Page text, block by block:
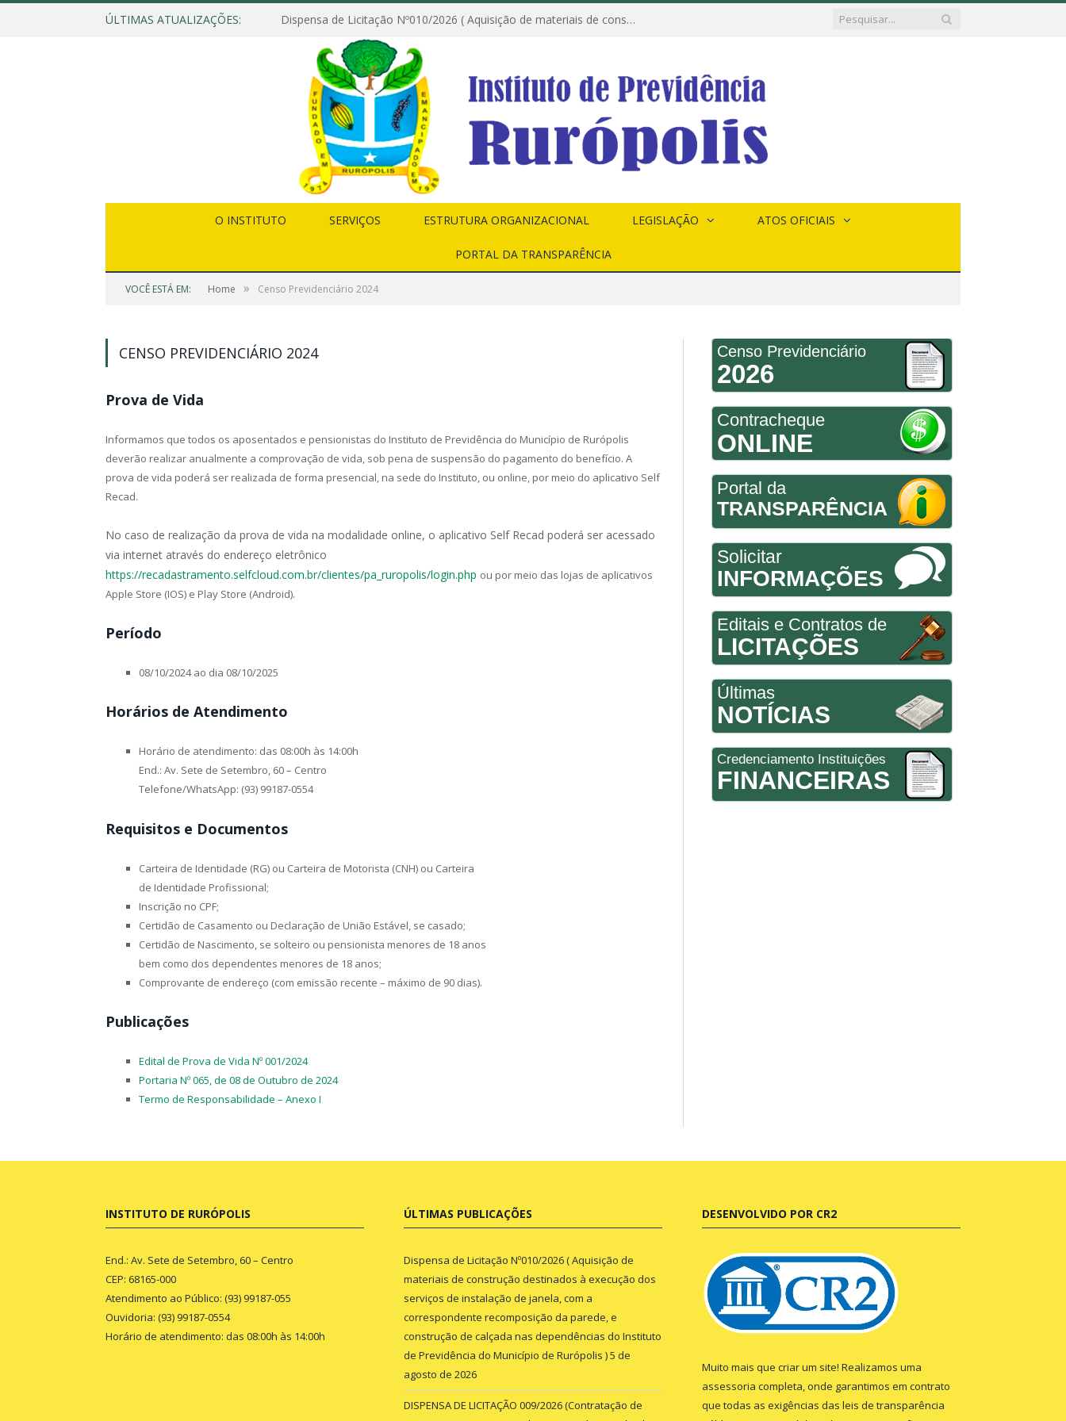
ÚLTIMAS ATUALIZAÇÕES: Dispensa de Licitação Nº010/2026 ( Aquisição de materiais de construção destinados à execução dos serviços de instalação de janela, com a correspondente recomposição da parede, e construção de calçada nas dependências do Instituto de Previdência do Município de Rurópolis )
O INSTITUTO SERVIÇOS ESTRUTURA ORGANIZACIONAL LEGISLAÇÃO ATOS OFICIAIS
PORTAL DA TRANSPARÊNCIA
VOCÊ ESTÁ EM: Home » Censo Previdenciário 2024
CENSO PREVIDENCIÁRIO 2024
Prova de Vida
Informamos que todos os aposentados e pensionistas do Instituto de Previdência do Município de Rurópolis
deverão realizar anualmente a comprovação de vida, sob pena de suspensão do pagamento do benefício. A
prova de vida poderá ser realizada de forma presencial, na sede do Instituto, ou online, por meio do aplicativo Self
Recad.
No caso de realização da prova de vida na modalidade online, o aplicativo Self Recad poderá ser acessado
via internet através do endereço eletrônico
https://recadastramento.selfcloud.com.br/clientes/pa_ruropolis/login.php ou por meio das lojas de aplicativos
Apple Store (IOS) e Play Store (Android).
Período
08/10/2024 ao dia 08/10/2025
Horários de Atendimento
Horário de atendimento: das 08:00h às 14:00h
End.: Av. Sete de Setembro, 60 – Centro
Telefone/WhatsApp: (93) 99187-0554
Requisitos e Documentos
Carteira de Identidade (RG) ou Carteira de Motorista (CNH) ou Carteira
de Identidade Profissional;
Inscrição no CPF;
Certidão de Casamento ou Declaração de União Estável, se casado;
Certidão de Nascimento, se solteiro ou pensionista menores de 18 anos
bem como dos dependentes menores de 18 anos;
Comprovante de endereço (com emissão recente – máximo de 90 dias).
Publicações
Edital de Prova de Vida Nº 001/2024
Portaria Nº 065, de 08 de Outubro de 2024
Termo de Responsabilidade – Anexo I
Censo Previdenciário
2026
Contracheque
ONLINE
Portal da
TRANSPARÊNCIA
Solicitar
INFORMAÇÕES
Editais e Contratos de
LICITAÇÕES
Últimas
NOTÍCIAS
Credenciamento Instituições
FINANCEIRAS
INSTITUTO DE RURÓPOLIS
End.: Av. Sete de Setembro, 60 – Centro
CEP: 68165-000
Atendimento ao Público: (93) 99187-055
Ouvidoria: (93) 99187-0554
Horário de atendimento: das 08:00h às 14:00h
ÚLTIMAS PUBLICAÇÕES
Dispensa de Licitação Nº010/2026 ( Aquisição de
materiais de construção destinados à execução dos
serviços de instalação de janela, com a
correspondente recomposição da parede, e
construção de calçada nas dependências do Instituto
de Previdência do Município de Rurópolis )5 de
agosto de 2026
DISPENSA DE LICITAÇÃO 009/2026 (Contratação de
DESENVOLVIDO POR CR2
Muito mais que criar um site! Realizamos uma
assessoria completa, onde garantimos em contrato
que todas as exigências das leis de transparência